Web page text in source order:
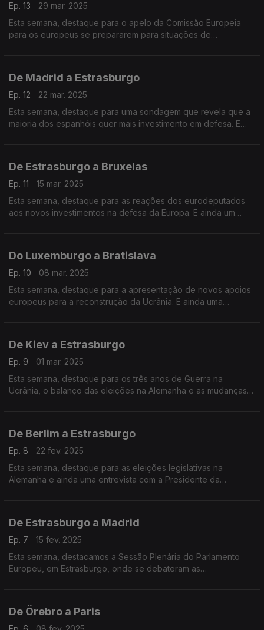
Ep. 13
29 mar. 2025
Esta semana, destaque para o apelo da Comissão Europeia
para os europeus se prepararem para situações de
De Madrid a Estrasburgo
Ep. 12
22 mar. 2025
Esta semana, destaque para uma sondagem que revela que a
maioria dos espanhóis quer mais investimento em defesa. E
De Estrasburgo a Bruxelas
Ep. 11
15 mar. 2025
Esta semana, destaque para as reações dos eurodeputados
aos novos investimentos na defesa da Europa. E ainda um
Do Luxemburgo a Bratislava
Ep. 10
08 mar. 2025
Esta semana, destaque para a apresentação de novos apoios
europeus para a reconstrução da Ucrânia. E ainda uma
De Kiev a Estrasburgo
Ep. 9
01 mar. 2025
Esta semana, destaque para os três anos de Guerra na
Ucrânia, o balanço das eleições na Alemanha e as mudanças
De Berlim a Estrasburgo
Ep. 8
22 fev. 2025
Esta semana, destaque para as eleições legislativas na
Alemanha e ainda uma entrevista com a Presidente da
De Estrasburgo a Madrid
Ep. 7
15 fev. 2025
Esta semana, destacamos a Sessão Plenária do Parlamento
Europeu, em Estrasburgo, onde se debateram as
De Örebro a Paris